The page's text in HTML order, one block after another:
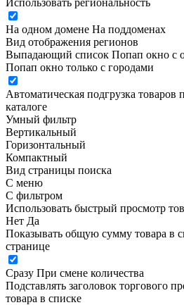
Использовать региональность
На одном домене На поддоменах
Вид отображения регионов
Выпадающий список Попап окно c
Попап окно только с городами
Автоматическая подгрузка
каталоге
Умный фильтр
Вертикальный
Горизонтальный
Компактный
Вид страницы поиска
С меню
С фильтром
Использовать быстрый просмотр
Нет Да
Показывать общую сумму товара в
странице
Сразу При смене количества
Подставлять заголовок торгового
товара в списке